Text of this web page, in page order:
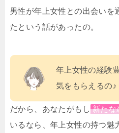
男性が年上女性との出会いを
たという話があったの。
年上女性の経験
気をもらえるの♪
だから、あなたがもし 新たな
いるなら、年上女性の持つ魅